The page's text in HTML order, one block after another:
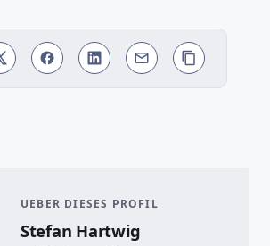
UEBER DIESES PROFIL
Stefan Hartwig